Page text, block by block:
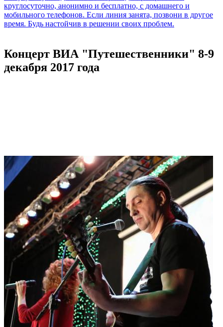
Концерт ВИА "Путешественники" 8-9
декабря 2017 года